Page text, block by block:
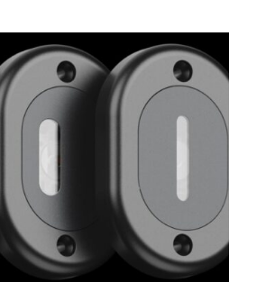
PRODUCTO
TIENE
MÚLTIPLES
VARIANTES.